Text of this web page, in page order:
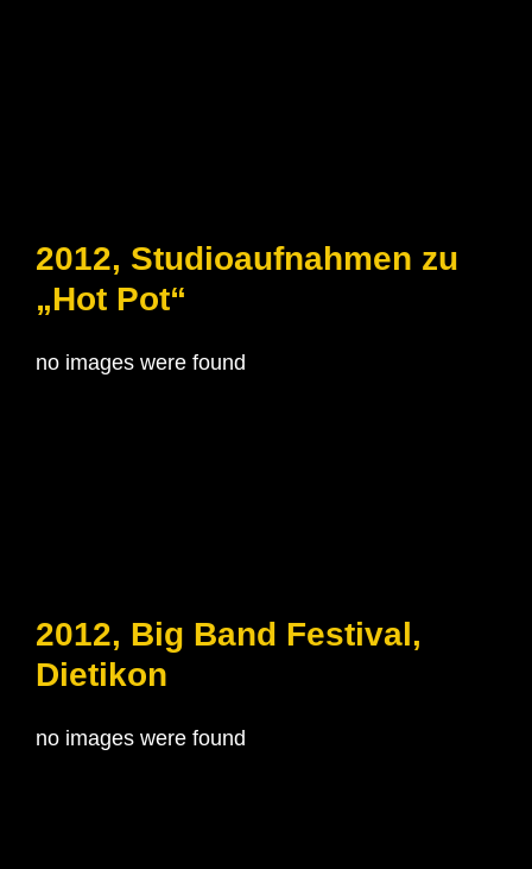
2012, Studioaufnahmen zu
„Hot Pot“
no images were found
2012, Big Band Festival,
Dietikon
no images were found